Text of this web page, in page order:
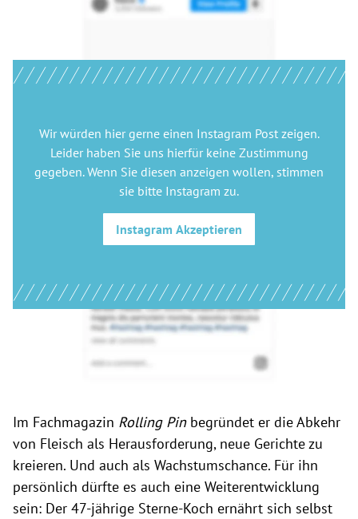
Wir würden hier gerne einen Instagram Postzeigen.
Leider haben Sie uns hierfür keine Zustimmung
gegeben. Wenn Sie diesen anzeigen wollen, stimmen
sie bitte Instagram zu.
Instagram Akzeptieren
Im Fachmagazin Rolling Pin begründet er die Abkehr
von Fleisch als Herausforderung, neue Gerichte zu
kreieren. Und auch als Wachstumschance. Für ihn
persönlich dürfte es auch eine Weiterentwicklung
sein: Der 47-jährige Sterne-Koch ernährt sich selbst